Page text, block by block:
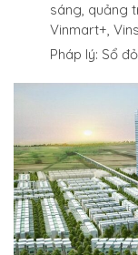
sáng, quảng
Vinmart+,
Pháp lý: Sổ